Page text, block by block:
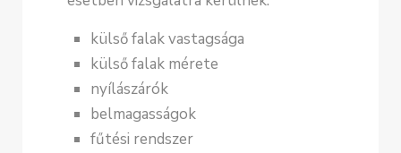
külső falak vastagsága
külső falak mérete
nyílászárók
belmagasságok
fűtési rendszer